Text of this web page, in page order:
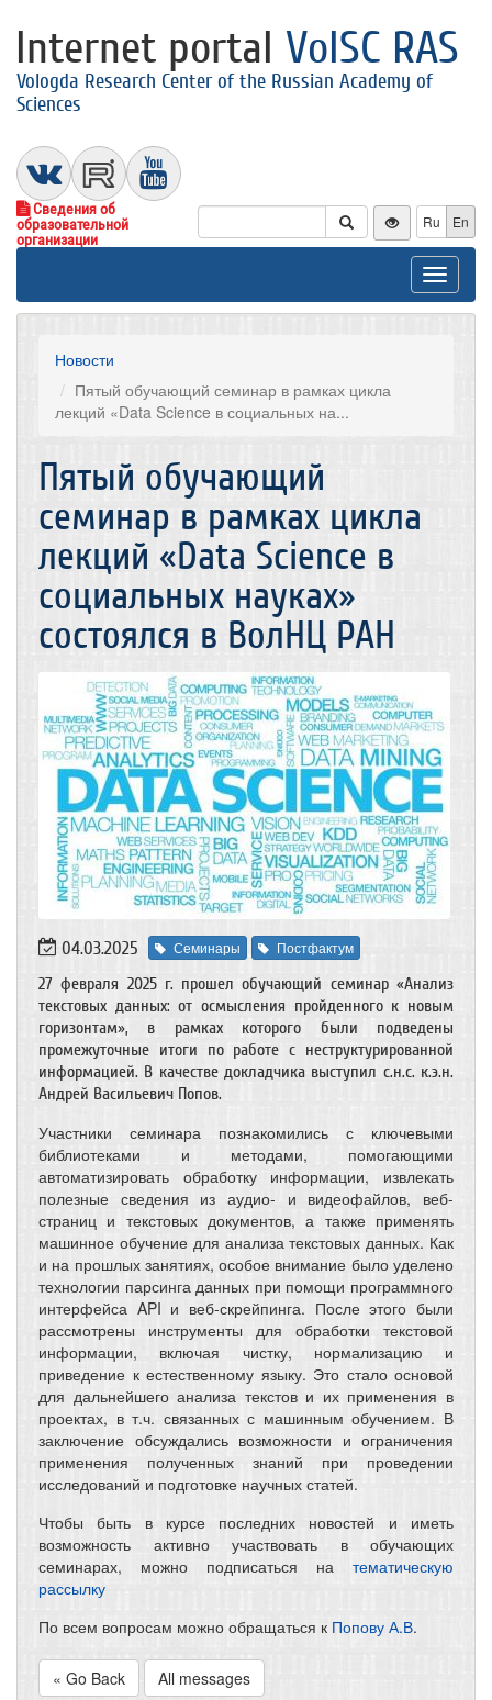
Internet portal VolSC RAS
Vologda Research Center of the Russian Academy of
Sciences
Сведения об
образовательной
организации
Ru En
Toggle
Новости
Пятый обучающий семинар в рамках цикла
лекций «Data Science в социальных на...
Пятый обучающий
семинар в рамках цикла
лекций «Data Science в
социальных науках»
состоялся в ВолНЦ РАН
04.03.2025 Семинары Постфактум
27 февраля 2025 г. прошел обучающий семинар «Анализ
текстовых данных: от осмысления пройденного к новым
горизонтам», в рамках которого были подведены
промежуточные итоги по работе с неструктурированной
информацией. В качестве докладчика выступил с.н.с. к.э.н.
Андрей Васильевич Попов.
Участники семинара познакомились с ключевыми
библиотеками и методами, помогающими
автоматизировать обработку информации, извлекать
полезные сведения из аудио- и видеофайлов, веб-
страниц и текстовых документов, а также применять
машинное обучение для анализа текстовых данных. Как
и на прошлых занятиях, особое внимание было уделено
технологии парсинга данных при помощи программного
интерфейса API и веб-скрейпинга. После этого были
рассмотрены инструменты для обработки текстовой
информации, включая чистку, нормализацию и
приведение к естественному языку. Это стало основой
для дальнейшего анализа текстов и их применения в
проектах, в т.ч. связанных с машинным обучением. В
заключение обсуждались возможности и ограничения
применения полученных знаний при проведении
исследований и подготовке научных статей.
Чтобы быть в курсе последних новостей и иметь
возможность активно участвовать в обучающих
семинарах, можно подписаться на тематическую
рассылку
По всем вопросам можно обращаться к Попову А.В.
« Go Back All messages